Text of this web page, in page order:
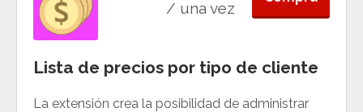
/ una vez
Lista de precios por tipo de cliente
La extensión crea la posibilidad de administrar